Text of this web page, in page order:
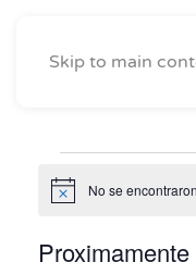
Skip to main
Eventos
Notice No se
Proximamente